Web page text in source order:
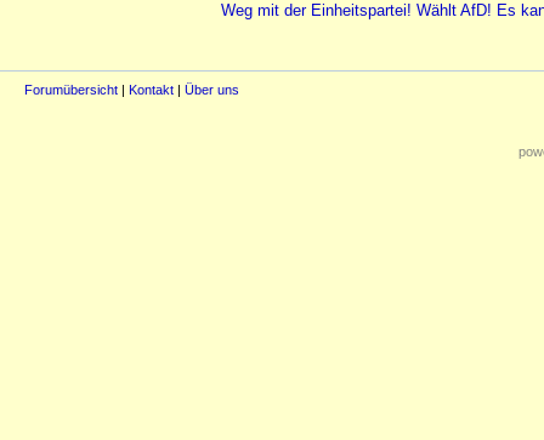
Weg mit der Einheitspartei! Wählt AfD! Es
Forumübersicht | Kontakt | Über uns